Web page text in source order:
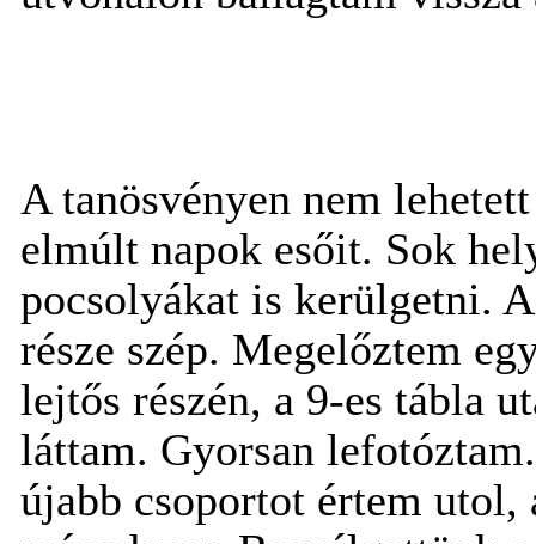
A tanösvényen nem
elmúlt napok esőit. Sok
pocsolyákat is kerülgetni.
része szép. Megelőztem
lejtős részén, a 9-es tábla
láttam. Gyorsan
újabb csoportot értem